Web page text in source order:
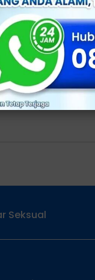
Penis
No. 4 Sering
Penjelasannya
Sentosa,
dan nyeri,
pria yang
tidak nyaman dan
Seksual